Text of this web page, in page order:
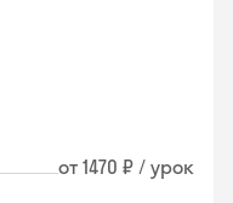
от 1470 ₽ / урок